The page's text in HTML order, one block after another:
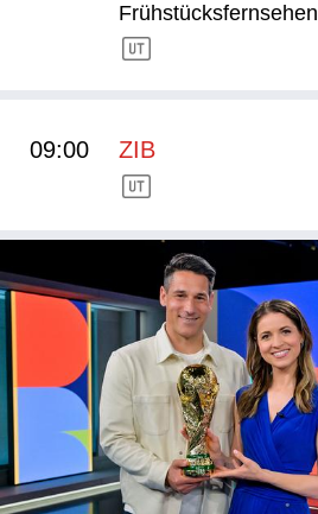
Frühstücksfernsehen
09:00 ZIB